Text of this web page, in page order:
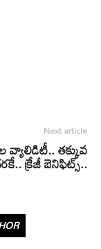
Next article
వ్యాలిడిటీ.. తక్కువ
క్రేజీ బెనిఫిట్స్..